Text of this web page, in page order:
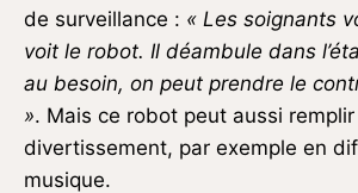
de surveillance : « Les soignants
voit le robot. Il déambule dans
au besoin, on peut prendre le
». Mais ce robot peut aussi
divertissement, par exemple en
musique.